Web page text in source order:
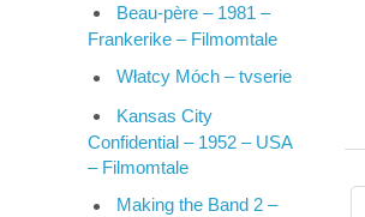
Beau-père – 1981 –
Frankerike – Filmomtale
Włatcy Móch – tvserie
Kansas City
Confidential – 1952 – USA
– Filmomtale
Making the Band 2 –